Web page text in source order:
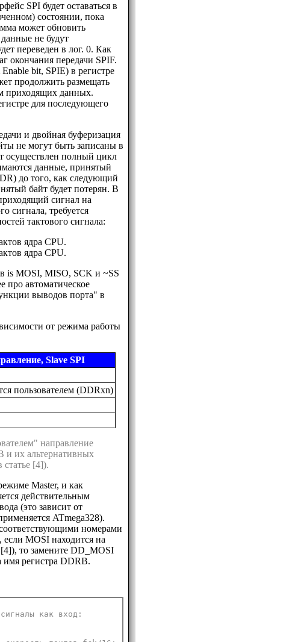
SPI будет оставаться в
состоянии, пока
может обновить
не будут
переведен в лог. 0. Как
окончания передачи SPIF.
bit, SPIE) в регистре
продолжить размещать
приходящих данных.
для последующего
и двойная буферизация
не могут быть записаны в
осуществлен полный цикл
данные, принятый
до того, как следующий
байт будет потерян. В
сигнал на
сигнала, требуется
тактового сигнала:
ядра CPU.
ядра CPU.
is MOSI, MISO, SCK и ~SS
про автоматическое
выводов порта" в
от режима работы
Slave SPI
пользователем (DDRxn)
направление
и их альтернативных
[4]).
Master, и как
действительным
(это зависит от
ATmega328).
номерами
MOSI находится на
то замените DD_MOSI
регистра DDRB.
как вход: